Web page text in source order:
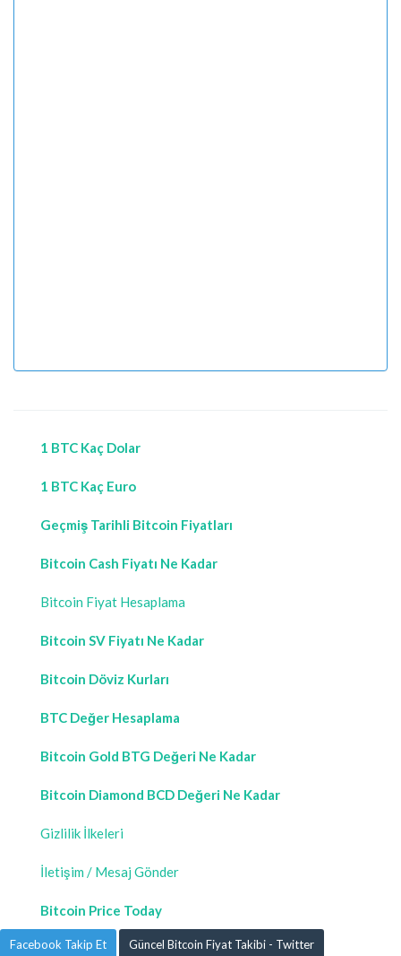
1 BTC Kaç Dolar
1 BTC Kaç Euro
Geçmiş Tarihli Bitcoin Fiyatları
Bitcoin Cash Fiyatı Ne Kadar
Bitcoin Fiyat Hesaplama
Bitcoin SV Fiyatı Ne Kadar
Bitcoin Döviz Kurları
BTC Değer Hesaplama
Bitcoin Gold BTG Değeri Ne Kadar
Bitcoin Diamond BCD Değeri Ne Kadar
Gizlilik İlkeleri
İletişim / Mesaj Gönder
Bitcoin Price Today
Facebook Takip Et Güncel Bitcoin Fiyat Takibi - Twitter